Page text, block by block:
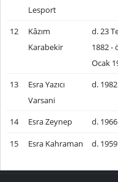
Lesport
12
Kâzım
Karabekir
d. 23
1882 -
Ocak
13
Esra Yazıcı
Varsani
d.
14 Esra Zeynep d.
15 Esra Kahraman d.